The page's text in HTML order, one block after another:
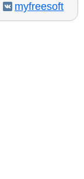
myfreesoft